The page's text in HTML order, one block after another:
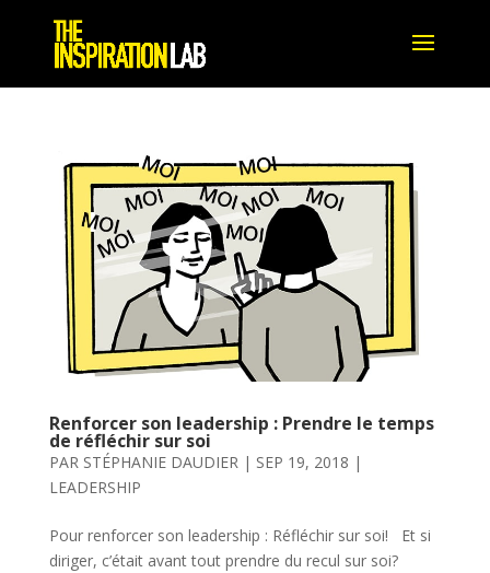
Renforcer son leadership : Prendre le temps
de réfléchir sur soi
PAR STÉPHANIE DAUDIER| SEP 19, 2018 |
LEADERSHIP
Pour renforcer son leadership : Réfléchir sur soi! Et si
diriger, c’était avant tout prendre du recul sur soi?